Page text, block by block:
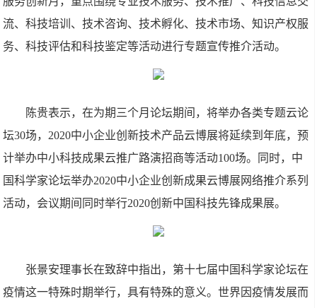
流、科技培训、技术咨询、技术孵化、技术市场、知识产权服
务、科技评估和科技鉴定等活动进行专题宣传推介活动。
陈贵表示，在为期三个月论坛期间，将举办各类专题云论
坛30场，2020中小企业创新技术产品云博展将延续到年底，预
计举办中小科技成果云推广路演招商等活动100场。同时，中
国科学家论坛举办2020中小企业创新成果云博展网络推介系列
活动，会议期间同时举行2020创新中国科技先锋成果展。
张景安理事长在致辞中指出，第十七届中国科学家论坛在
疫情这一特殊时期举行，具有特殊的意义。世界因疫情发展而